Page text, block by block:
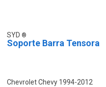
SYD
Soporte Barra Tensora
Chevrolet Chevy 1994-2012